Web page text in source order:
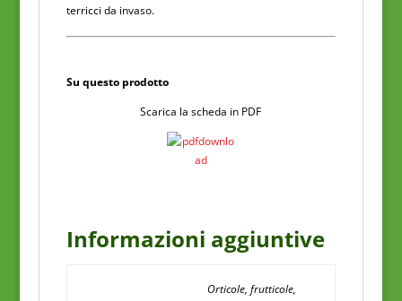
terricci da invaso.
Su questo prodotto
Scarica la scheda in PDF
Informazioni aggiuntive
Orticole, frutticole,